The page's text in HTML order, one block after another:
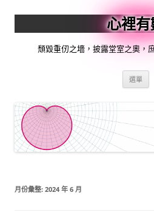
至
心裡
頹毀重仞之墻，披露堂室之奧，
選單
月份彙整: 2024 年 6 月